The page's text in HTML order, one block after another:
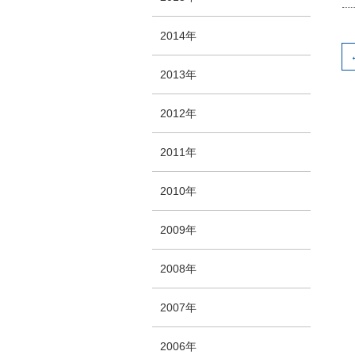
2014年
2013年
2012年
2011年
2010年
2009年
2008年
2007年
2006年